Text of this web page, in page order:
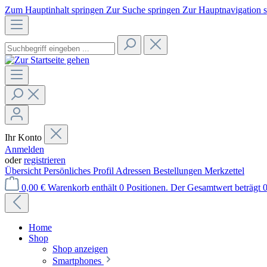
Zum Hauptinhalt springen Zur Suche springen Zur Hauptnavigation
Ihr Konto
Anmelden
oderregistrieren
Übersicht Persönliches Profil Adressen Bestellungen Merkzettel
0,00 € Warenkorb enthält 0 Positionen. Der Gesamtwert beträgt
Home
Shop
Shop anzeigen
Smartphones